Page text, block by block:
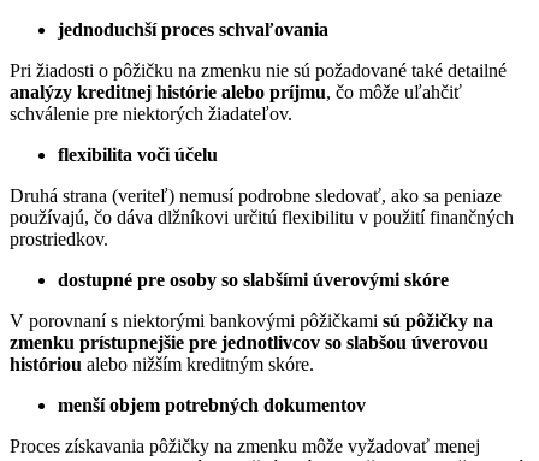
jednoduchší proces schvaľovania
Pri žiadosti o pôžičku na zmenku nie sú požadované také detailné
analýzy kreditnej histórie alebo príjmu, čo môže uľahčiť
schválenie pre niektorých žiadateľov.
flexibilita voči účelu
Druhá strana (veriteľ) nemusí podrobne sledovať, ako sa peniaze
používajú, čo dáva dlžníkovi určitú flexibilitu v použití finančných
prostriedkov.
dostupné pre osoby so slabšími úverovými skóre
V porovnaní s niektorými bankovými pôžičkami sú pôžičky na
zmenku prístupnejšie pre jednotlivcov so slabšou úverovou
históriou alebo nižším kreditným skóre.
menší objem potrebných dokumentov
Proces získavania pôžičky na zmenku môže vyžadovať menej